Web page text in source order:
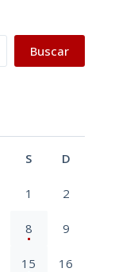
Buscar
S D
1 2
8 9
15 16